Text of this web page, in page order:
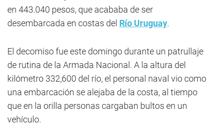
en 443.040 pesos, que acababa de ser
desembarcada en costas del Río Uruguay.
El decomiso fue este domingo durante un patrullaje
de rutina de la Armada Nacional. A la altura del
kilómetro 332,600 del río, el personal naval vio como
una embarcación se alejaba de la costa, al tiempo
que en la orilla personas cargaban bultos en un
vehículo.